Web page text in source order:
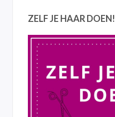
ZELF JE HAAR DOEN!